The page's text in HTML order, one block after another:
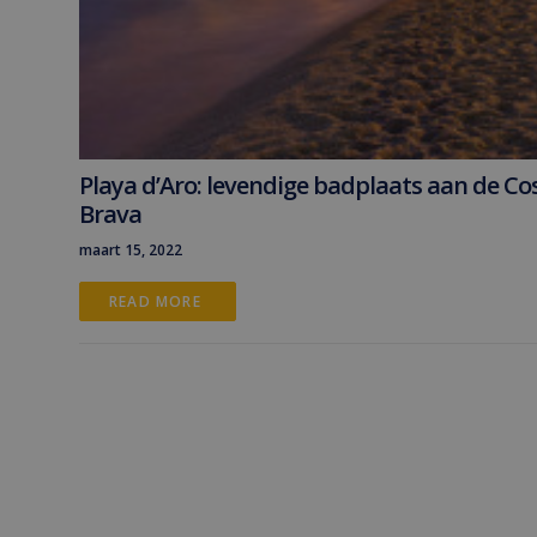
Playa d’Aro: levendige badplaats aan de
Brava
maart 15, 2022
READ MORE